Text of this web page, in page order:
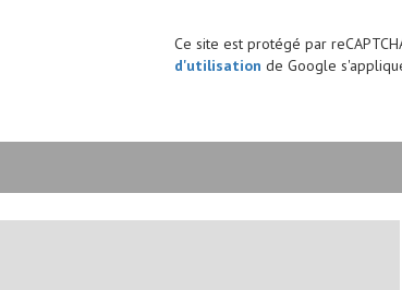
Ce site est protégé par
d'utilisation de Google